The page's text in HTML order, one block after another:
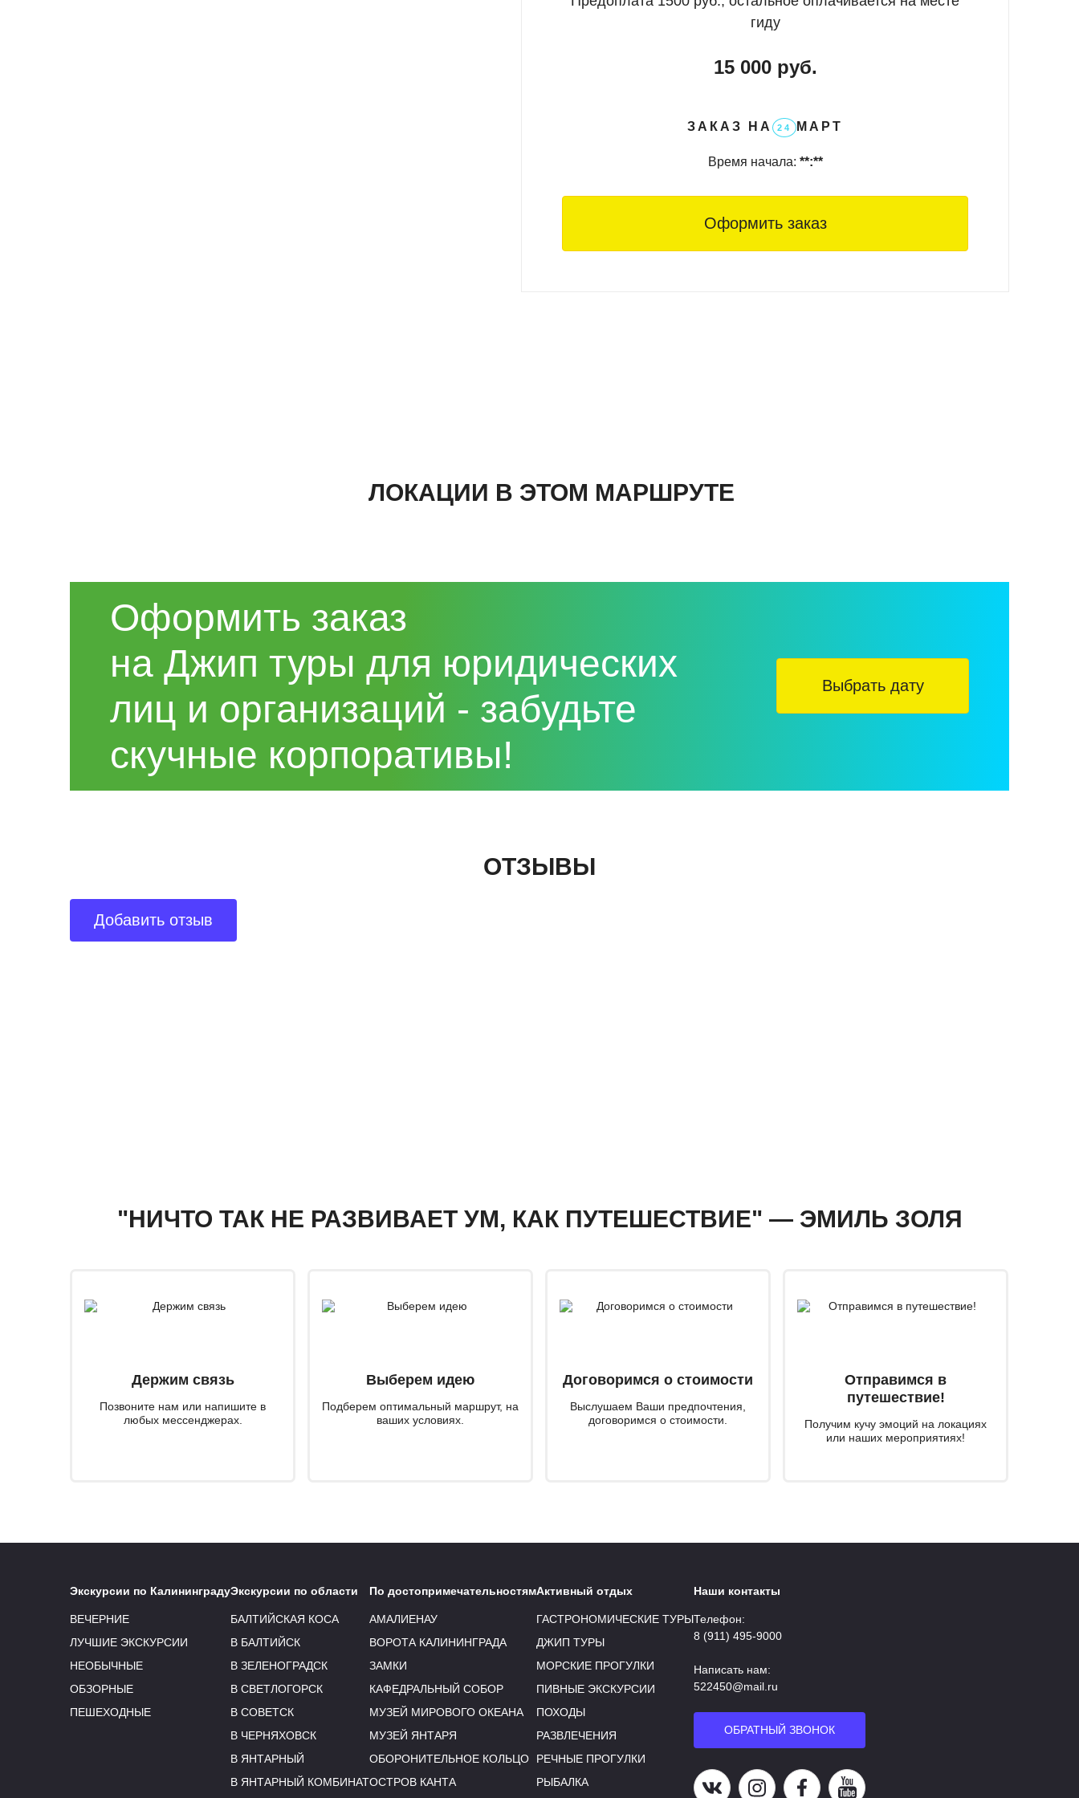
Мы поможем вам выбрать идеальный маршрут, рассчитаем стоимость и организуем всё под ключ – вашей команде останется только собрать вещи и
гиду
15 000 руб.
ЗАКАЗ НА 24 МАРТ
Время начала: **:**
Оформить заказ
ЛОКАЦИИ В ЭТОМ МАРШРУТЕ
Оформить заказ
на Джип туры для юридических
лиц и организаций - забудьте
скучные корпоративы!
Выбрать дату
ОТЗЫВЫ
Добавить отзыв
"НИЧТО ТАК НЕ РАЗВИВАЕТ УМ, КАК ПУТЕШЕСТВИЕ" — ЭМИЛЬ ЗОЛЯ
Держим связь
Позвоните нам или напишите в
любых мессенджерах.
Выберем идею
Подберем оптимальный маршрут, на
ваших условиях.
Договоримся о стоимости
Выслушаем Ваши предпочтения,
договоримся о стоимости.
Отправимся в
путешествие!
Получим кучу эмоций на локациях
или наших мероприятиях!
Экскурсии по Калининграду
ВЕЧЕРНИЕ
ЛУЧШИЕ ЭКСКУРСИИ
НЕОБЫЧНЫЕ
ОБЗОРНЫЕ
ПЕШЕХОДНЫЕ
Экскурсии по области
БАЛТИЙСКАЯ КОСА
В БАЛТИЙСК
В ЗЕЛЕНОГРАДСК
В СВЕТЛОГОРСК
В СОВЕТСК
В ЧЕРНЯХОВСК
В ЯНТАРНЫЙ
В ЯНТАРНЫЙ КОМБИНАТ
По достопримечательностям
АМАЛИЕНАУ
ВОРОТА КАЛИНИНГРАДА
ЗАМКИ
КАФЕДРАЛЬНЫЙ СОБОР
МУЗЕЙ МИРОВОГО ОКЕАНА
МУЗЕЙ ЯНТАРЯ
ОБОРОНИТЕЛЬНОЕ КОЛЬЦО
ОСТРОВ КАНТА
Активный отдых
ГАСТРОНОМИЧЕСКИЕ ТУРЫ
ДЖИП ТУРЫ
МОРСКИЕ ПРОГУЛКИ
ПИВНЫЕ ЭКСКУРСИИ
ПОХОДЫ
РАЗВЛЕЧЕНИЯ
РЕЧНЫЕ ПРОГУЛКИ
РЫБАЛКА
Наши контакты
Телефон:
8 (911) 495-9000
Написать нам:
522450@mail.ru
ОБРАТНЫЙ ЗВОНОК
Наша группа в ВКНаша страница в Instagram
Наша группа в Facebook
Наш канал на YouTube